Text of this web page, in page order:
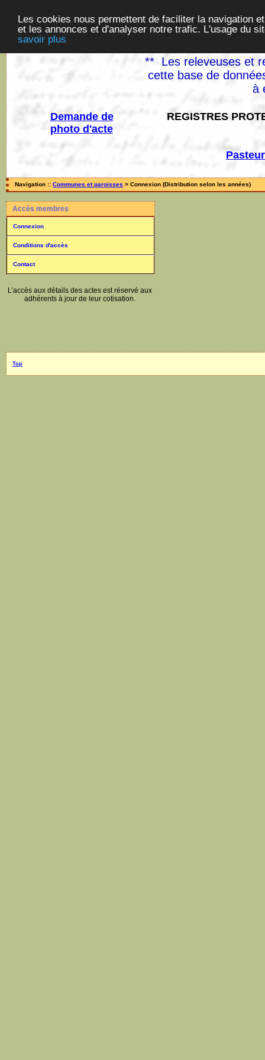
Les cookies nous permettent de faciliter la navigation
et les annonces et d'analyser notre trafic. L'usage du
savoir plus
** Les releveuses et
cette base de
à
Demande de
photo d'acte
REGISTRES
Navigation :: Communes et paroisses > Connexion (Distribution selon les années)
Accès membres
Connexion
Conditions d'accès
Contact
L’accès aux détails des actes est réservé aux
adhérents à jour de leur cotisation.
Top